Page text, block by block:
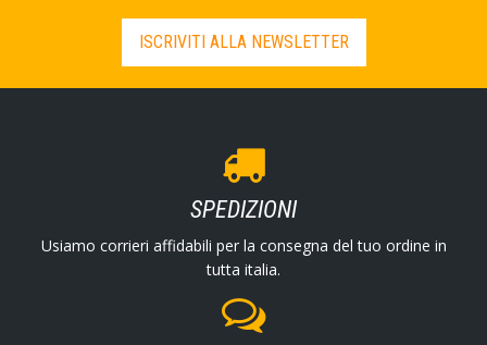
ISCRIVITI ALLA NEWSLETTER
SPEDIZIONI
Usiamo corrieri affidabili per la consegna del tuo ordine in
tutta italia.